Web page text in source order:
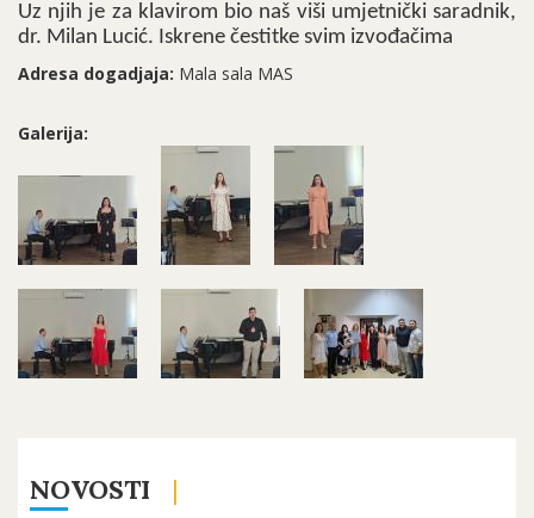
Uz njih je za klavirom bio naš viši umjetnički saradnik,
dr. Milan Lucić. Iskrene čestitke svim izvođačima
Adresa dogadjaja: Mala sala MAS
Galerija:
NOVOSTI